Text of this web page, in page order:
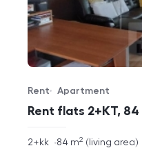
Rent flats 2+KT,
Offer type
Rent
Property type
Apartment
rozměry
2+kk living area
84 m2